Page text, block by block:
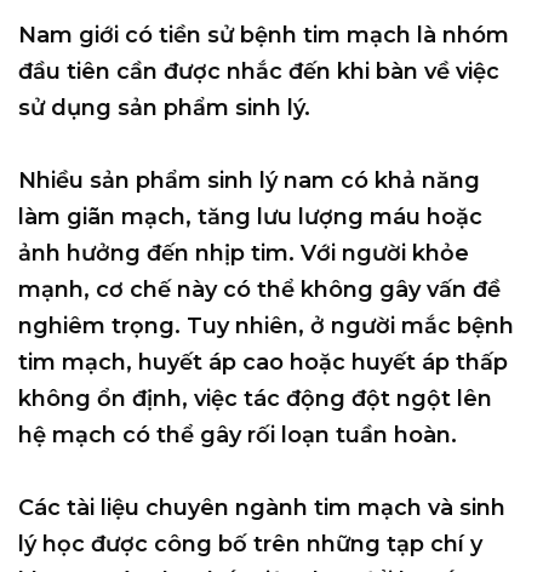
Nam giới có tiền sử bệnh tim mạch là nhóm
đầu tiên cần được nhắc đến khi bàn về việc
sử dụng sản phẩm sinh lý.
Nhiều sản phẩm sinh lý nam có khả năng
làm giãn mạch, tăng lưu lượng máu hoặc
ảnh hưởng đến nhịp tim. Với người khỏe
mạnh, cơ chế này có thể không gây vấn đề
nghiêm trọng. Tuy nhiên, ở người mắc bệnh
tim mạch, huyết áp cao hoặc huyết áp thấp
không ổn định, việc tác động đột ngột lên
hệ mạch có thể gây rối loạn tuần hoàn.
Các tài liệu chuyên ngành tim mạch và sinh
lý học được công bố trên những tạp chí y